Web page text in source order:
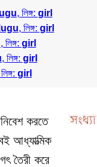
, লিঙ্গ: girl
, লিঙ্গ: girl
, লিঙ্গ: girl
, লিঙ্গ: girl
girl
করতে
আধ্যাত্মিক
তৈরী করে